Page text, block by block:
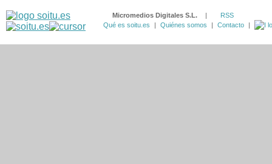
Micromedios Digitales S.L. |
RSS
Qué es soitu.es
| Quiénes somos | Contacto |